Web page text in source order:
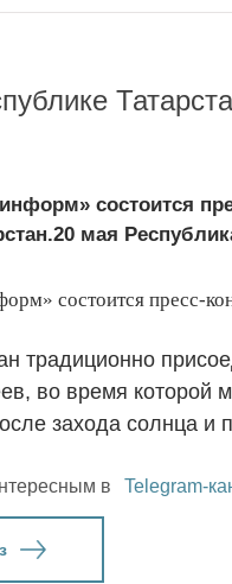
состоится
мая
состоится пресс-
традиционно
во время которой
захода солнца и
в Telegram-